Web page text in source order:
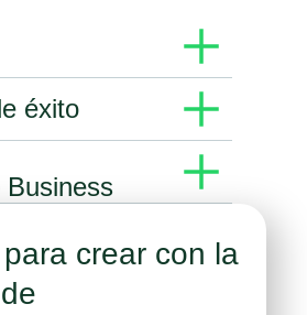
línea para
éxito
de éxito con la plataforma
crear con la